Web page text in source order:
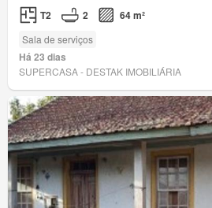
T2 2 64 m²
Sala de serviços
Há 23 dias
SUPERCASA - DESTAK IMOBILIÁRIA